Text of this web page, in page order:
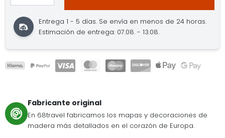
Entrega 1 - 5 días. Se envía en menos de 24 horas.
Estimación de entrega: 07.08. - 13.08.
Fabricante original
En 68travel fabricamos los mapas y decoraciones de
madera más detallados en el corazón de Europa.